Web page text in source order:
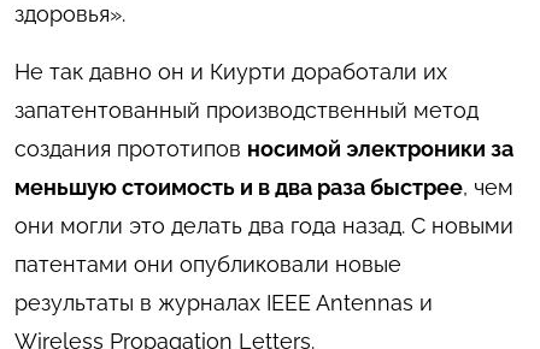
здоровья».
Не так давно он и Киурти доработали их
запатентованный производственный метод
создания прототипов носимой электроники за
меньшую стоимость и в два раза быстрее, чем
они могли это делать два года назад. С новыми
патентами они опубликовали новые
результаты в журналах IEEE Antennas и
Wireless Propagation Letters.